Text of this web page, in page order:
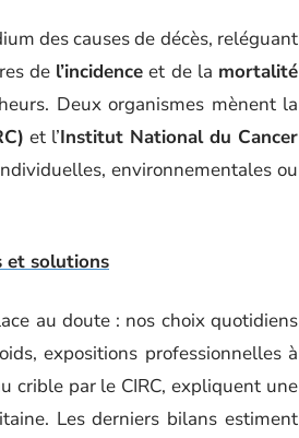
des causes de décès, reléguant
de l’incidence et de la mortalité
Deux organismes mènent la
et l’Institut National du Cancer
environnementales ou
et solutions
au doute : nos choix quotidiens
expositions professionnelles à
crible par le CIRC, expliquent une
Les derniers bilans estiment